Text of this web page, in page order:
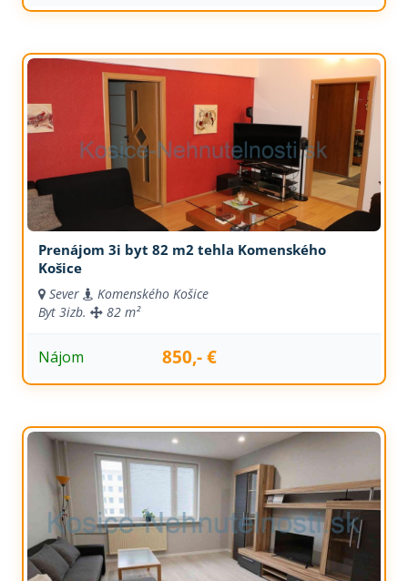
Prenájom 3i byt 82 m2 tehla Komenského
Košice
Sever
Komenského Košice
Byt 3izb. 82 m²
Nájom 850,- €